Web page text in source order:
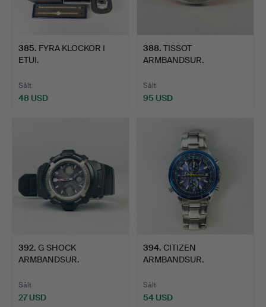
385. FYRA KLOCKOR I
ETUI.
Sålt
48 USD
388. TISSOT
ARMBANDSUR.
Sålt
95 USD
392. G SHOCK
ARMBANDSUR.
Sålt
27 USD
394. CITIZEN
ARMBANDSUR.
Sålt
54 USD